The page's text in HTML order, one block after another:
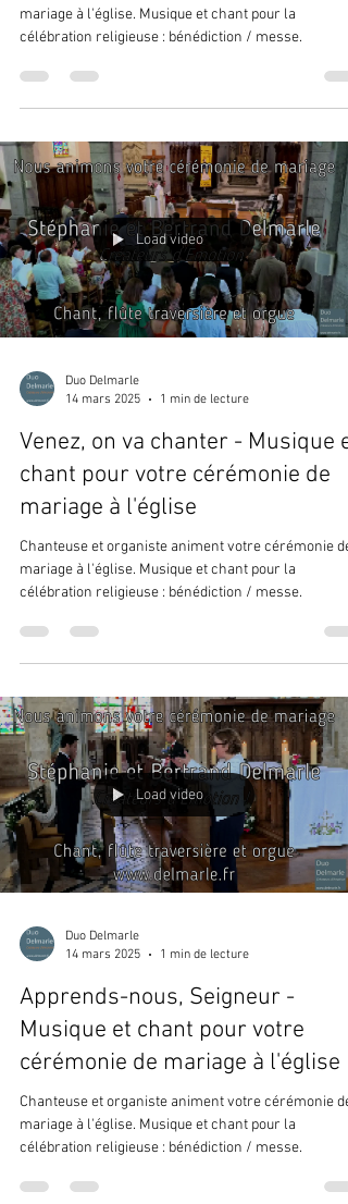
mariage à l'église. Musique et chant pour la
célébration religieuse : bénédiction / messe.
Load video
Duo Delmarle
14 mars 2025
1 min de lecture
Venez, on va chanter - Musique et
chant pour votre cérémonie de
mariage à l'église
Chanteuse et organiste animent votre cérémonie de
mariage à l'église. Musique et chant pour la
célébration religieuse : bénédiction / messe.
Load video
Duo Delmarle
14 mars 2025
1 min de lecture
Apprends-nous, Seigneur -
Musique et chant pour votre
cérémonie de mariage à l'église
Chanteuse et organiste animent votre cérémonie de
mariage à l'église. Musique et chant pour la
célébration religieuse : bénédiction / messe.